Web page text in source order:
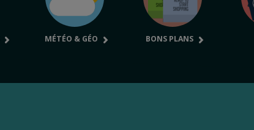
MÉTÉO & GÉO BONS PLANS